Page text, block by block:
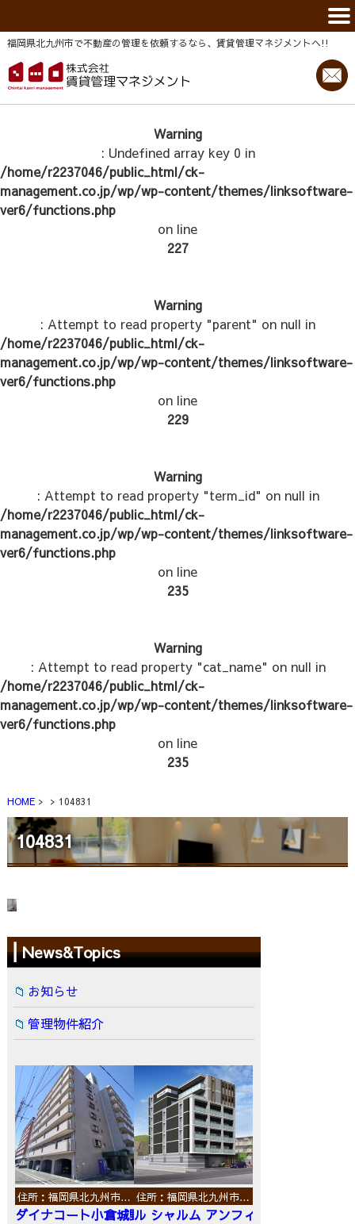
福岡県北九州市で不動産の管理を依頼するなら、賃貸管理マネジメントヘ!!
Warning
: Undefined array key 0 in
/home/r2237046/public_html/ck-
management.co.jp/wp/wp-content/themes/linksoftware-
ver6/functions.php
on line
227
Warning
: Attempt to read property "parent" on null in
/home/r2237046/public_html/ck-
management.co.jp/wp/wp-content/themes/linksoftware-
ver6/functions.php
on line
229
Warning
: Attempt to read property "term_id" on null in
/home/r2237046/public_html/ck-
management.co.jp/wp/wp-content/themes/linksoftware-
ver6/functions.php
on line
235
Warning
: Attempt to read property "cat_name" on null in
/home/r2237046/public_html/ck-
management.co.jp/wp/wp-content/themes/linksoftware-
ver6/functions.php
on line
235
HOME 104831
104831
News&Topics
お知らせ
管理物件紹介
住所：福岡県北九州市…
ダイナコート小倉城野
住所：福岡県北九州市…
ル シャルム アンフィニ